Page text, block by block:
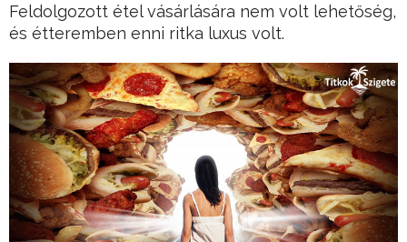
Feldolgozott étel vásárlására nem volt lehetőség,
és étteremben enni ritka luxus volt.